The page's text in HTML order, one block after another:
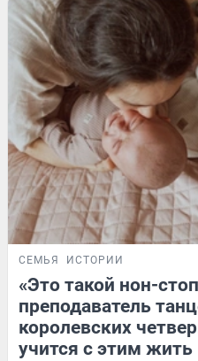
СЕМЬЯ ИСТОРИИ
«Это такой нон-
преподаватель
королевских
учится с этим жить